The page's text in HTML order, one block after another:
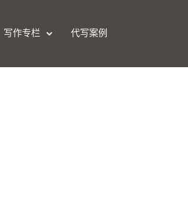
写作专栏 代写案例